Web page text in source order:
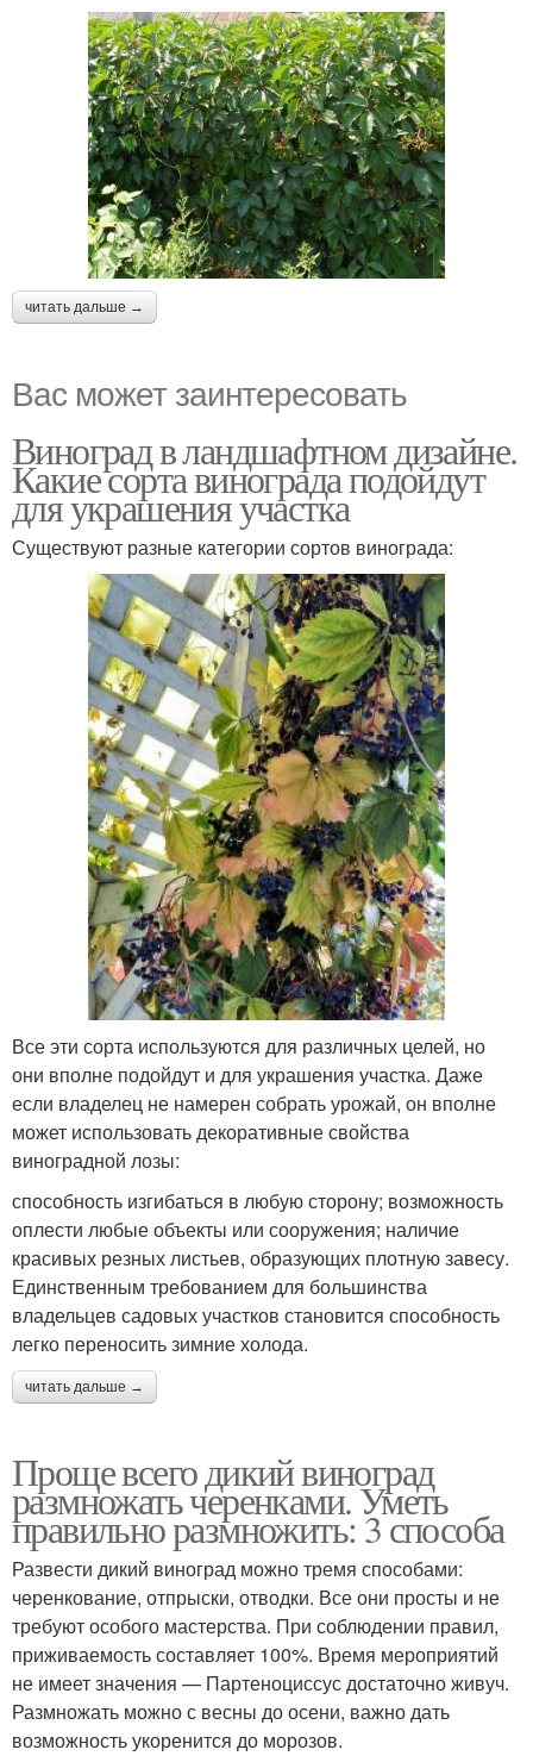
читать дальше →
Вас может заинтересовать
Виноград в ландшафтном дизайне.
Какие сорта винограда подойдут
для украшения участка
Существуют разные категории сортов винограда:
Все эти сорта используются для различных целей, но
они вполне подойдут и для украшения участка. Даже
если владелец не намерен собрать урожай, он вполне
может использовать декоративные свойства
виноградной лозы:
способность изгибаться в любую сторону; возможность
оплести любые объекты или сооружения; наличие
красивых резных листьев, образующих плотную завесу.
Единственным требованием для большинства
владельцев садовых участков становится способность
легко переносить зимние холода.
читать дальше →
Проще всего дикий виноград
размножать черенками. Уметь
правильно размножить: 3 способа
Развести дикий виноград можно тремя способами:
черенкование, отпрыски, отводки. Все они просты и не
требуют особого мастерства. При соблюдении правил,
приживаемость составляет 100%. Время мероприятий
не имеет значения — Партеноциссус достаточно живуч.
Размножать можно с весны до осени, важно дать
возможность укоренится до морозов.